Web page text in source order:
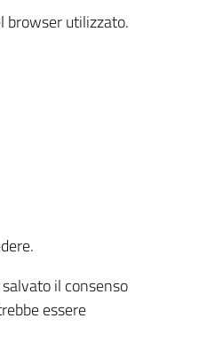
browser utilizzato.
il consenso
essere